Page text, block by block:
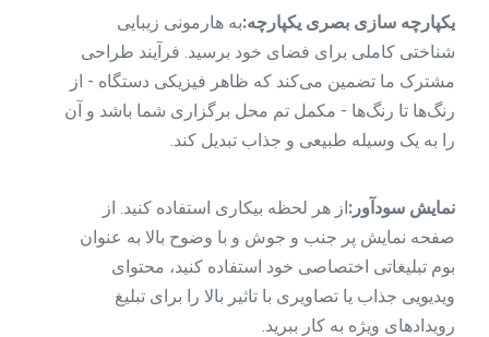
یکپارچه سازی بصری یکپارچه:به هارمونی زیبایی
شناختی کاملی برای فضای خود برسید. فرآیند طراحی
مشترک ما تضمین می‌کند که ظاهر فیزیکی دستگاه - از
رنگ‌ها تا رنگ‌ها - مکمل تم محل برگزاری شما باشد و آن
را به یک وسیله طبیعی و جذاب تبدیل کند.
نمایش سودآور:از هر لحظه بیکاری استفاده کنید. از
صفحه نمایش پر جنب و جوش و با وضوح بالا به عنوان
بوم تبلیغاتی اختصاصی خود استفاده کنید، محتوای
ویدیویی جذاب یا تصاویری با تاثیر بالا را برای تبلیغ
رویدادهای ویژه به کار ببرید.